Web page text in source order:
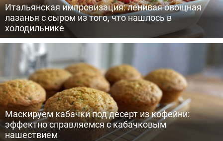
Итальянская импровизация: ленивая овощная
лазанья с сыром из того, что нашлось в
холодильнике
Маскируем кабачки под десерт из кофейни:
эффектно справляемся с кабачковым
нашествием